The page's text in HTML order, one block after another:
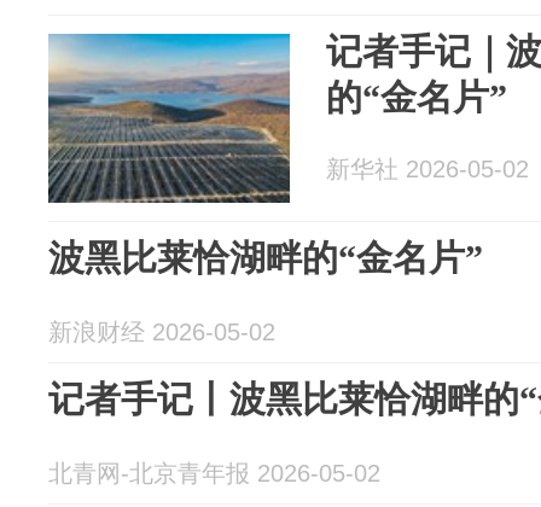
记者手记｜
的“金名片”
新华社 2026-05-02
波黑比莱恰湖畔的“金名片”
新浪财经 2026-05-02
记者手记丨波黑比莱恰湖畔的
北青网-北京青年报 2026-05-02